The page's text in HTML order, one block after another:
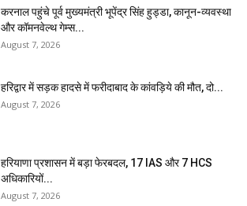
करनाल पहुंचे पूर्व मुख्यमंत्री भूपेंद्र सिंह हुड्डा, कानून-व्यवस्था
और कॉमनवेल्थ गेम्स...
August 7, 2026
हरिद्वार में सड़क हादसे में फरीदाबाद के कांवड़िये की मौत, दो...
August 7, 2026
हरियाणा प्रशासन में बड़ा फेरबदल, 17 IAS और 7 HCS
अधिकारियों...
August 7, 2026